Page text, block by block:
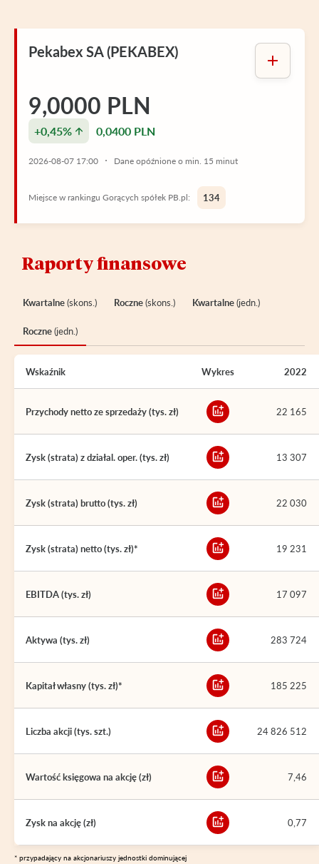
Pekabex SA (PEKABEX)
9,0000 PLN
+0,45% 0,0400 PLN
2026-08-07 17:00 Dane opóźnione o min. 15 minut
Miejsce w rankingu Gorących spółek PB.pl: 134
Raporty finansowe
Kwartalne(skons.) Roczne(skons.) Kwartalne(jedn.)
Roczne(jedn.)
Wskaźnik Wykres 2022
Przychody netto ze sprzedaży (tys. zł) 22 165
Zysk (strata) z działal. oper. (tys. zł) 13 307
Zysk (strata) brutto (tys. zł) 22 030
Zysk (strata) netto (tys. zł)* 19 231
EBITDA (tys. zł) 17 097
Aktywa (tys. zł) 283 724
Kapitał własny (tys. zł)* 185 225
Liczba akcji (tys. szt.) 24 826 512
Wartość księgowa na akcję (zł) 7,46
Zysk na akcję (zł) 0,77
* przypadający na akcjonariuszy jednostki dominującej